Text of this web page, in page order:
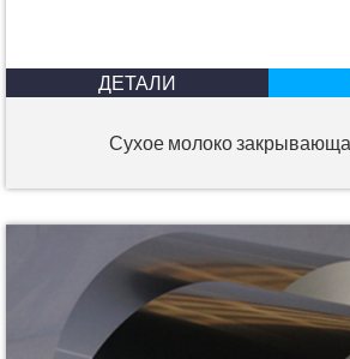
ДЕТАЛИ
Сухое молоко